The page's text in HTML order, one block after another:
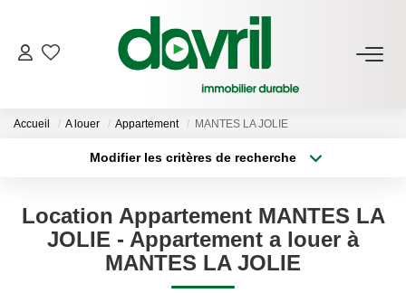
NOS BIENS
Gérés À Vendre
GESTION LOCATIVE
ESTIMATION LOCATIVE
Accueil A louer Appartement MANTES LA JOLIE
Modifier les critères de recherche
Sélectionnez...
Type de bien
Surface min
Location Appartement MANTES LA
JOLIE - Appartement a louer à
MANTES LA JOLIE